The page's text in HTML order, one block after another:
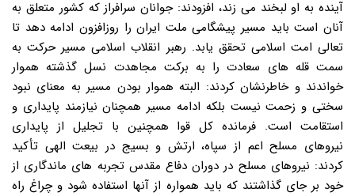
آینده به او لبخند می زند، افزودند: جوانان سرافراز که کشور متعلق به
آنان است باید مسیر پیشگامی ملت ایران را روزافزون ادامه دهد تا
تعالی امت اسلامی تحقق یابد. رهبر انقلاب اسلامی مسیر حرکت به
سمت قله های سعادت را به برکت مجاهدت نسل گذشته هموار
خواندند و خاطرنشان کردند: البته هموار بودن مسیر به معنای نبود
سختی و زحمت نیست بلکه ادامه مسیر همچنان نیازمند پایداری و
استقامت است. فرمانده کل قوا همچنین با تجلیل از پایداری
نیروهای مسلح اعم از سپاه، ارتش و بسیج در بیعت الهی تأکید
کردند: نیروهای مسلح در دوران دفاع مقدس تجربه های ماندگاری از
خود بر جای گذاشتند که باید همواره از آنها استفاده شود و چراغ راه